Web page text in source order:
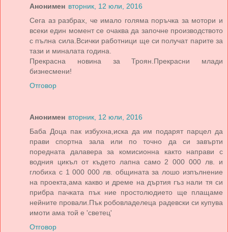
Анонимен вторник, 12 юли, 2016
Сега аз разбрах, че имало голяма поръчка за мотори и
всеки един момент се очаква да започне производството
с пълна сила.Всички работници ще си получат парите за
тази и миналата година.
Прекрасна новина за Троян.Прекрасни млади
бизнесмени!
Отговор
Анонимен вторник, 12 юли, 2016
Баба Доца пак избухна,иска да им подарят парцел да
прави спортна зала или по точно да си завърти
поредната далавера за комисионна както направи с
водния цикъл от където лапна само 2 000 000 лв. и
глобиха с 1 000 000 лв. общината за лошо изпълнение
на проекта,ама какво и дреме на дъртия гъз нали тя си
прибра пачката пък ние простолюдието ще плащаме
нейните провали.Пък робовладелеца радевски си купува
имоти ама той е 'светец'
Отговор